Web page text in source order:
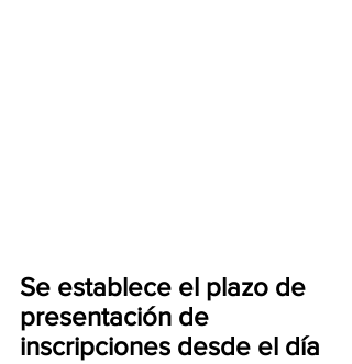
Se establece el plazo de
presentación de
inscripciones desde el día